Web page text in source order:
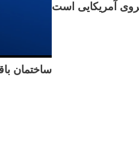
آمریکایی است
ساختمان